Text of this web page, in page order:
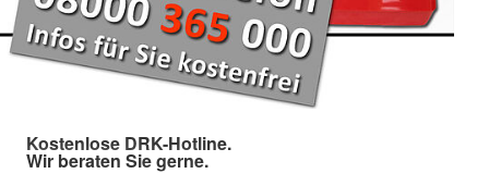
Kostenlose DRK-Hotline.
Wir beraten Sie gerne.